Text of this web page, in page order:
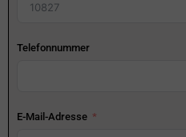
Telefonnummer
E-Mail-Adresse